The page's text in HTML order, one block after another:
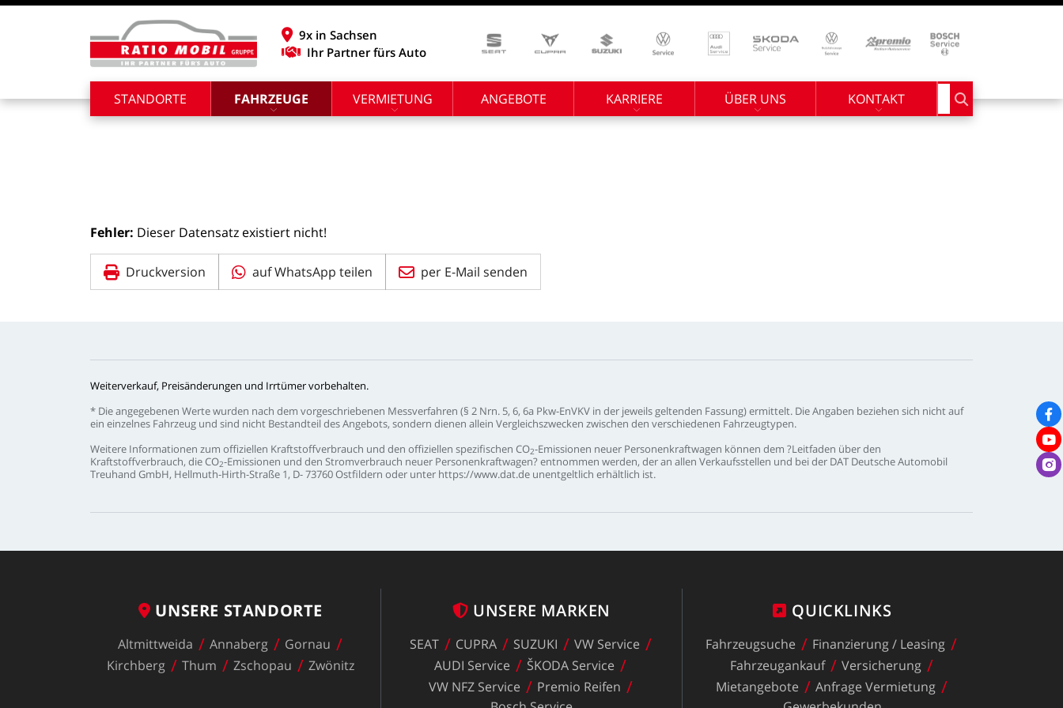
9x in Sachsen
Ihr Partner fürs Auto
STANDORTE FAHRZEUGE VERMIETUNG ANGEBOTE KARRIERE ÜBER UNS KONTAKT Suchbegriff
Fehler: Dieser Datensatz existiert nicht!
Druckversion auf WhatsApp teilen per E-Mail senden
Weiterverkauf, Preisänderungen und Irrtümervorbehalten.
* Dieangegebenen Wertewurden nach dem vorgeschriebenen Messverfahren (§ 2 Nrn. 5, 6, 6a Pkw-EnVKV in der jeweils geltenden Fassung)ermittelt. DieAngaben beziehen sich nichtauf
ein einzelnes Fahrzeug und sind nicht BestandteildesAngebots, sondern dienen allein Vergleichszwecken zwischen den verschiedenen Fahrzeugtypen.
Weitere Informationen zum offiziellen Kraftstoffverbrauch und den offiziellen spezifischen CO2-Emissionen neuer Personenkraftwagen können dem ?Leitfaden überden
Kraftstoffverbrauch, dieCO2-Emissionen und den Stromverbrauch neuer Personenkraftwagen? entnommen werden, deran allen Verkaufsstellen und beider DAT DeutscheAutomobil
Treuhand GmbH, Hellmuth-Hirth-Straße 1, D-73760Ostfildern oder unter https://www.dat.de unentgeltlich erhältlich ist.
UNSERE STANDORTE
Altmittweida Annaberg
Gornau
Kirchberg
Thum Zschopau Zwönitz
UNSERE MARKEN
SEAT CUPRA SUZUKI VW Service
AUDI Service ŠKODA Service
VW NFZ Service Premio Reifen
QUICKLINKS
Fahrzeugsuche Finanzierung/ Leasing
Fahrzeugankauf
Versicherung
Mietangebote
Anfrage Vermietung